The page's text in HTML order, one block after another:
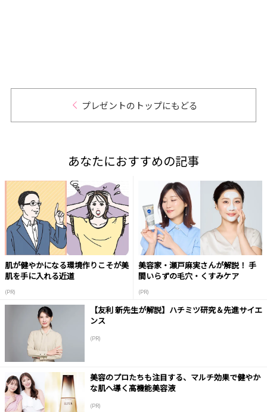
プレゼントのトップにもどる
あなたにおすすめの記事
肌が健やかになる環境作りこそが美
肌を手に入れる近道
(PR)
美容家・瀬戸麻実さんが解説！ 手
間いらずの毛穴・くすみケア
(PR)
【友利 新先生が解説】ハチミツ研究＆先進サイエ
ンス
(PR)
美容のプロたちも注目する、マルチ効果で健やか
な肌へ導く高機能美容液
(PR)